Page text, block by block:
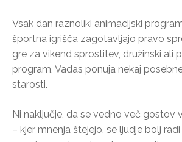
Vsak dan raznoliki animacijski
športna igrišča zagotavljajo pravo
gre za vikend sprostitev, družinski ali
program, Vadas ponuja nekaj
starosti.
Ni naključje, da se vedno več gostov
– kjer mnenja štejejo, se ljudje bolj